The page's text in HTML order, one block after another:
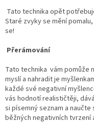
Tato technika opět
Staré zvyky se mění
se!
Přerámování
Tato technika vám pomůže
myslí a nahradit je
každé své negativní
vás hodnotí realističtěji,
si písemný seznam a
běžných negativních tvrzení